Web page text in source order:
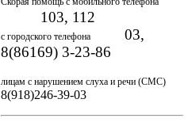
103, 112
с городского телефона
03,
8(86169) 3-23-86
лицам с нарушением слуха и речи (СМС)
8(918)246-39-03